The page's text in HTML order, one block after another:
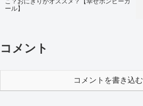
ール】
コメント
コメントを書き込む